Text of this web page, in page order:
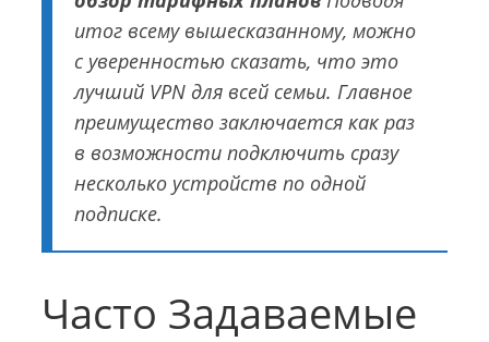
итог всему вышесказанному, можно
с уверенностью сказать, что это
лучший VPN для всей семьи. Главное
преимущество заключается как раз
в возможности подключить сразу
несколько устройств по одной
подписке.
Часто Задаваемые